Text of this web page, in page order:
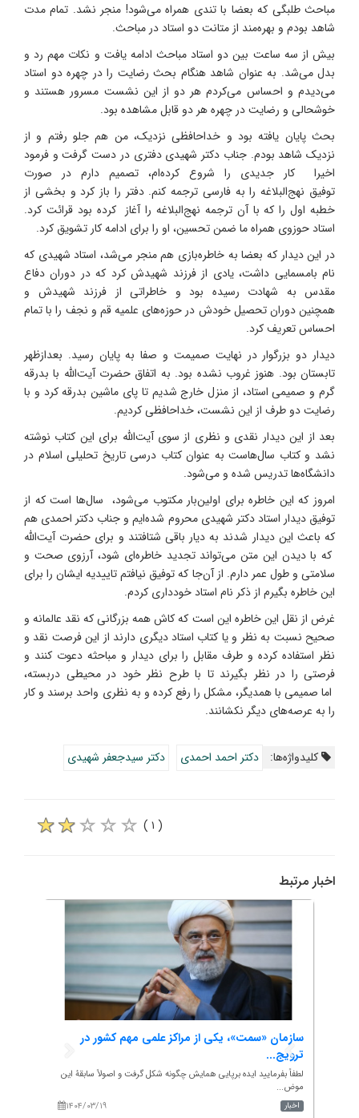
مباحث طلبگی که بعضا با تندی همراه می‌شود! منجر نشد. تمام مدت
شاهد بودم و بهره‌مند از متانت دو استاد در مباحث.
بیش از سه ساعت بین دو استاد مباحث ادامه یافت و نکات مهم رد و
بدل می‌شد. به عنوان شاهد هنگام‌ بحث رضایت را در چهره دو استاد
می‌دیدم و احساس می‌کردم هر دو از این نشست مسرور هستند و
خوشحالی و رضایت در چهره هر دو قابل مشاهده بود.
بحث پایان یافته بود و خداحافظی نزدیک‌، من هم جلو رفتم و از
نزدیک شاهد بودم. جناب دکتر شهیدی دفتری در دست گرفت و فرمود
اخیرا کار جدیدی را شروع کرده‌ام، تصمیم دارم در صورت
توفیق نهج‌البلاغه را به فارسی ترجمه کنم. دفتر را باز کرد و بخشی از
خطبه اول را که با آن ترجمه نهج‌البلاغه را آغاز کرده بود قرائت کرد.
استاد حوزوی همراه ما ضمن تحسین، او را برای ادامه کار تشویق کرد.
در این دیدار که بعضا به خاطره‌بازی هم منجر می‌شد، استاد شهیدی که
نام بامسمایی داشت، یادی از فرزند شهیدش کرد که در دوران دفاع
مقدس به شهادت رسیده بود و خاطراتی از فرزند شهیدش و
همچنین دوران تحصیل خودش در حوزه‌های علمیه قم و نجف را با تمام
احساس تعریف کرد.
دیدار دو بزرگوار در نهایت صمیمت و صفا به پایان رسید. بعدازظهر
تابستان بود. هنوز غروب نشده بود. به اتفاق حضرت آیت‌الله با بدرقه
گرم و صمیمی استاد، از منزل خارج شدیم تا پای ماشین بدرقه کرد و با
رضایت دو طرف از این نشست، خداحافظی کردیم.
بعد از این دیدار نقدی و نظری از سوی آیت‌الله برای این کتاب نوشته
نشد و کتاب سال‌هاست به عنوان کتاب درسی تاریخ تحلیلی اسلام در
دانشگاه‌ها تدریس شده و می‌شود.
امروز که این خاطره برای اولین‌بار مکتوب می‌شود، سال‌ها است که از
توفیق دیدار استاد دکتر شهیدی محروم شده‌ایم و جناب دکتر احمدی هم
که باعث این دیدار شدند به دیار باقی شتافتند و برای حضرت آیت‌الله
که با دیدن این متن می‌تواند تجدید خاطره‌ای شود، آرزوی صحت و
سلامتی و طول عمر دارم. از آن‌جا که توفیق نیافتم تاییدیه ایشان را برای
این خاطره بگیرم از ذکر نام استاد خودداری کردم.
غرض از نقل این خاطره این است که کاش همه بزرگانی که نقد عالمانه و
صحیح نسبت به نظر و یا کتاب استاد دیگری دارند از این فرصت نقد و
نظر استفاده کرده و طرف مقابل را برای دیدار و مباحثه دعوت کنند و
فرصتی را در نظر بگیرند تا با طرح نظر خود در محیطی دربسته،
اما صمیمی با همدیگر، مشکل را رفع کرده و به نظری واحد برسند و کار
را به عرصه‌های دیگر نکشانند.
کلیدواژه‌ها: دکتر احمد احمدی دکتر سیدجعفر شهیدی
( ۱ )
اخبار مرتبط
سازمان «سمت»، یکی از مراکز علمی مهم کشور در
ترویج...
لطفاً بفرمایید ایده برپایی همایش چگونه شکل گرفت و اصولاً سابقۀ این
موض...
۱۴۰۴/۰۳/۱۹
اخبار